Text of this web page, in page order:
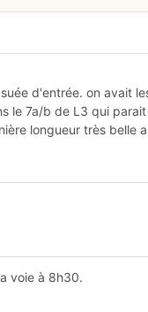
d'entrée. on avait
le 7a/b de L3 qui
longueur très belle
voie à 8h30.